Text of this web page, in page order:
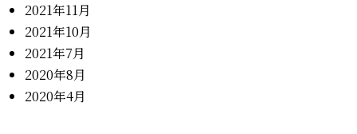
2021年11月
2021年10月
2021年7月
2020年8月
2020年4月